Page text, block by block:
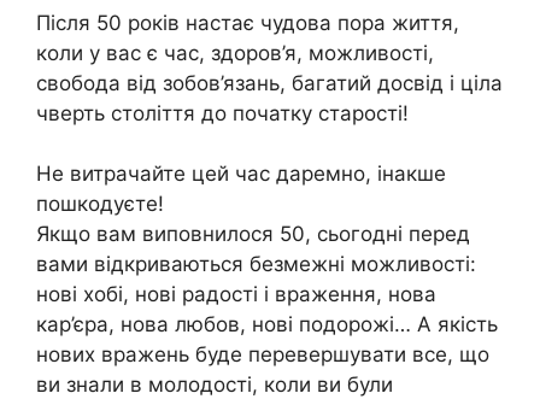
Після 50 років настає чудова пора життя,
коли у вас є час, здоров’я, можливості,
свобода від зобов’язань, багатий досвід і ціла
чверть століття до початку старості!
Не витрачайте цей час даремно, інакше
пошкодуєте!
Якщо вам виповнилося 50, сьогодні перед
вами відкриваються безмежні можливості:
нові хобі, нові радості і враження, нова
кар’єра, нова любов, нові подорожі… А якість
нових вражень буде перевершувати все, що
ви знали в молодості, коли ви були